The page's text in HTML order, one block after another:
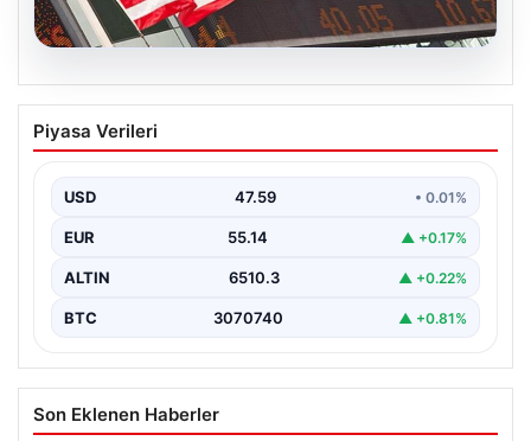
05.08.2026
FED faiz kararı ne zaman açıklanacak?
Nisan ayı faiz beklentisi belli oldu
Piyasa Verileri
USD 47.59 • 0.01%
EUR 55.14 ▲ +0.17%
ALTIN 6510.3 ▲ +0.22%
BTC 3070740 ▲ +0.81%
Son Eklenen Haberler